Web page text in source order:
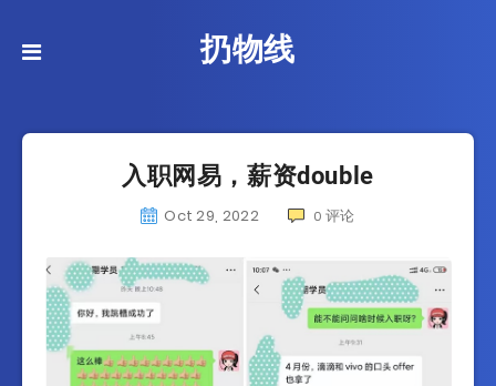
扔物线
入职网易，薪资double
Oct 29, 2022 0 评论